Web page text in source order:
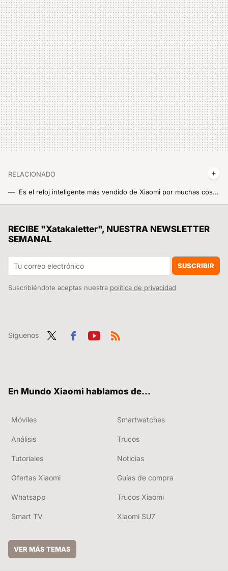
RELACIONADO
Es el reloj inteligente más vendido de Xiaomi por muchas cosas, pero también por el precio. Y aquí tienes un código de descuento para AliExpress
Si se te rompe tu móvil Xiaomi y quieres evitar que te tanguen con la reparación, ten a mano estos precios oficiales siempre
RECIBE "Xatakaletter", NUESTRA NEWSLETTER
SEMANAL
SUSCRIBIR
Suscribiéndote aceptas nuestra política de privacidad
Síguenos
En Mundo Xiaomi hablamos de...
Móviles Smartwatches
Análisis Trucos
Tutoriales Noticias
Ofertas Xiaomi Guías de compra
Whatsapp Trucos Xiaomi
Smart TV Xiaomi SU7
VER MÁS TEMAS